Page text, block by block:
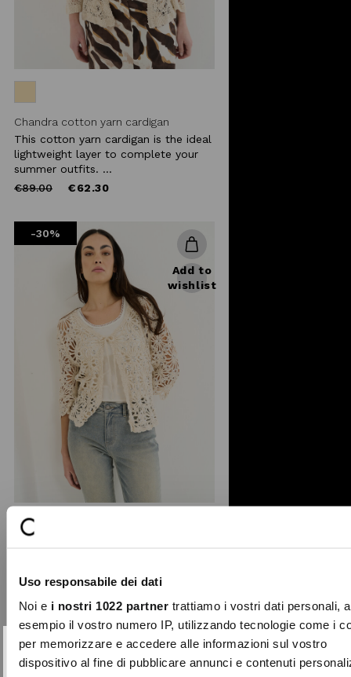
Uso responsabile dei dati
Noi e i nostri 1022 partnertrattiamo i vostri dati personali,
esempio il vostro numero IP, utilizzando tecnologie come i
per memorizzare e accedere alle informazioni sul vostro
dispositivo al fine di pubblicare annunci e contenuti
Chandra cotton yarn cardigan
This cotton yarn cardigan is the ideal
lightweight layer to complete your
summer outfits. ...
Price
€89.00to €62.30
-30%
Add to
wishlist
Chiara cardigan is the perfect ally to
complete your s ...
Price
reduced
from
€89.00to €62.30
-30%
Close
SUBSCRIBE TO OUR